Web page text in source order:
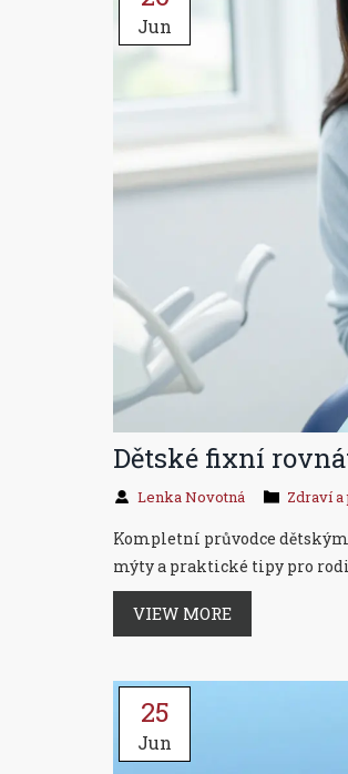
Jun
Dětské fixní
Lenka Novotná Zdraví
Kompletní průvodce
mýty a praktické tipy pro
VIEW MORE
25
Jun